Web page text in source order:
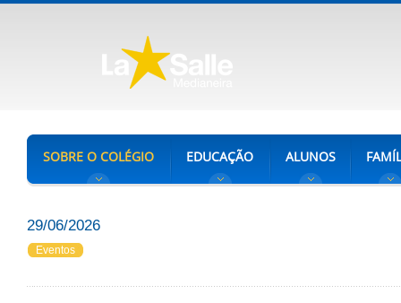
SOBRE O COLÉGIO EDUCAÇÃO ALUNOS
29/06/2026
Eventos